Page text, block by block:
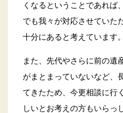
くなるということであれば
でも我々が対応させていた
十分にあると考えています。
また、先代やさらに前の遺
がまとまっていないなど、
てきたため、今更相談に行
しいとお考えの方もいらっ